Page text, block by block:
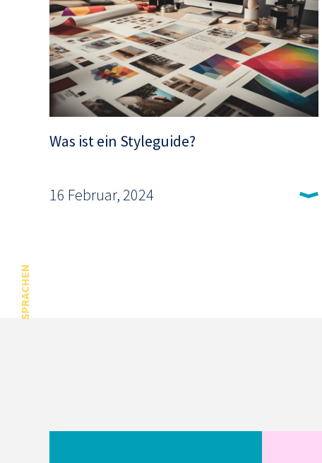
Was ist ein Styleguide?
16 Februar, 2024
SPRACHEN